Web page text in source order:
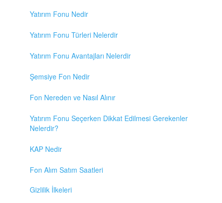
Yatırım Fonu Nedir
Yatırım Fonu Türleri Nelerdir
Yatırım Fonu Avantajları Nelerdir
Şemsiye Fon Nedir
Fon Nereden ve Nasıl Alınır
Yatırım Fonu Seçerken Dikkat Edilmesi Gerekenler
Nelerdir?
KAP Nedir
Fon Alım Satım Saatleri
Gizlilik İlkeleri